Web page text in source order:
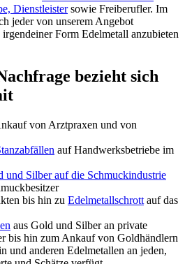
Dienstleistersowie Freiberufler. Im
jeder von unserem Angebot
Form Edelmetall anzubieten
bezieht sich
von Arztpraxen und von
auf Handwerksbetriebe im
und Silber auf die Schmuckindustrie
bis hin zu Edelmetallschrott auf das
aus Gold und Silber an private
bis hin zum Ankauf von Goldhändlern
und anderen Edelmetallen an jeden,